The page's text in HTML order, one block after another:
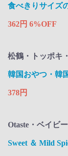
食べきりサイズ
362円 6%OFF
松鶴・トッポキ
韓国おやつ・韓
378円
Otaste・ベイビ
Sweet ＆ Mild